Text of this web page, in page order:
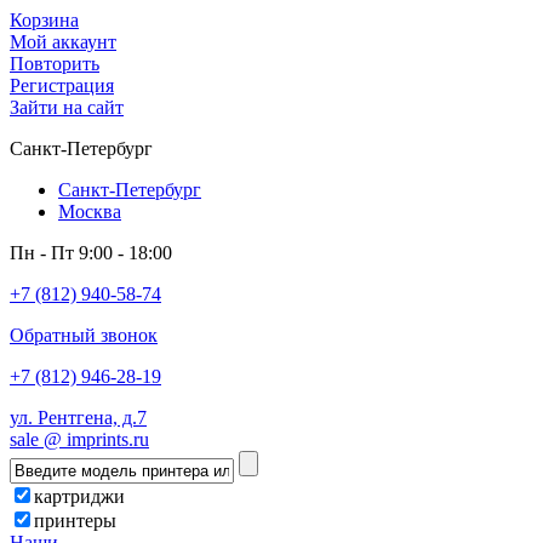
Корзина
Мой аккаунт
Повторить
Регистрация
Зайти на сайт
Санкт-Петербург
Санкт-Петербург
Москва
Пн - Пт 9:00 - 18:00
+7 (812) 940-58-74
Обратный звонок
+7 (812) 946-28-19
ул. Рентгена, д.7
sale @ imprints.ru
картриджи
принтеры